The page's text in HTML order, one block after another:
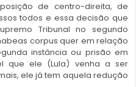
de centro-direita, de
todos e essa decisão que
Tribunal no segundo
corpus quer em relação
instância ou prisão em
que ele (Lula) venha a ser
ele já tem aquela redução